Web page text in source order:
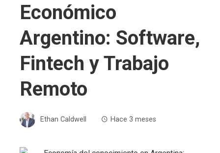
Económico
Argentino: Software,
Fintech y Trabajo
Remoto
Ethan Caldwell Hace 3 meses